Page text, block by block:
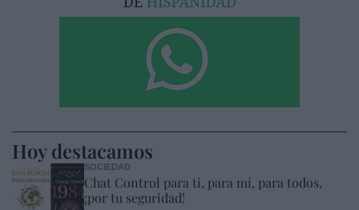
Hoy destacamos
SOCIEDAD
Chat Control para ti, para mí, para todos,
¡por tu seguridad!